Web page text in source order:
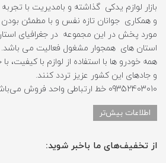
بازار لوازم یدکی گذاشته و بامدیریت با
و همکاری جوانان تازه نفس و با مطمئن
مورد پخش در این مجموعه در جغرافیای
استان های همجوار مشغول فعالیت می باشد.
همه خودرو ها با استفاده از لوازم با کیفیت،
و جادهای این کشور عزیز تردد کنند.
09352403010 خط ارتباطی واحد فروش می‌باشد.
اطلاعات بیش‌تر
از تخفیف‌های ما باخبر شوید: